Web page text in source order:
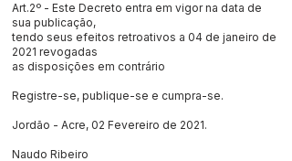
Art.2º - Este Decreto entra em vigor na data de
sua publicação,
tendo seus efeitos retroativos a 04 de janeiro de
2021 revogadas
as disposições em contrário
Registre-se, publique-se e cumpra-se.
Jordão - Acre, 02 Fevereiro de 2021.
Naudo Ribeiro